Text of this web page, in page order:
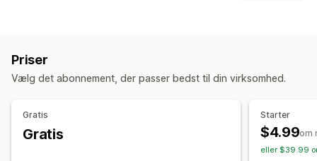
Priser
Vælg det abonnement, der passer bedst til din virksomhed.
Gratis
Gratis
Starter
$4.99om
eller $39.99